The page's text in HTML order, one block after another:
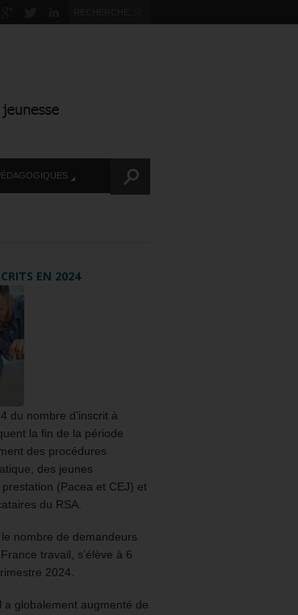
EN 2024
du nombre d’inscrit à
la fin de la période
des procédures
des jeunes
prestation (Pacea et CEJ) et
du RSA.
nombre de demandeurs
travail, s’élève à 6
2024.
a globalement augmenté de